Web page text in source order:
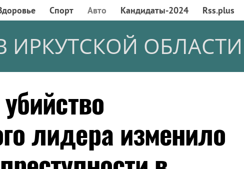
Спорт Авто Кандидаты-2024 Rss.plus
ИРКУТСКОЙ ОБЛАСТИ
лидера изменило